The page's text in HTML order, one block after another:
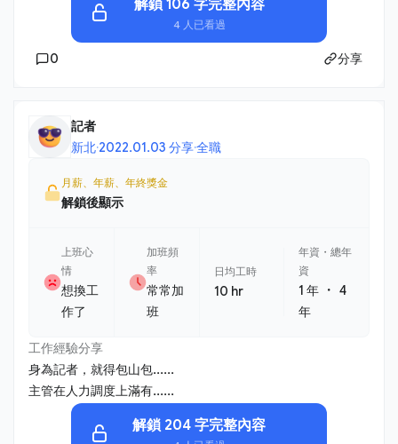
4 人已看過
0 分享
記者
新北·2022.01.03 分享·全職
月薪、年薪、年終獎金
解鎖後顯示
上班心
情
想換工
作了
加班頻
率
常常加
班
日均工時
10 hr
年資・總年
資
1 年 ・4
年
工作經驗分享
身為記者，就得包山包......
主管在人力調度上滿有......
解鎖 204 字完整內容